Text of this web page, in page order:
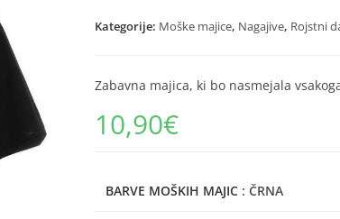
Kategorije: Moške majice, Nagajive, Rojstni
Zabavna majica, ki bo nasmejala
10,90€
BARVE MOŠKIH MAJIC : ČRNA